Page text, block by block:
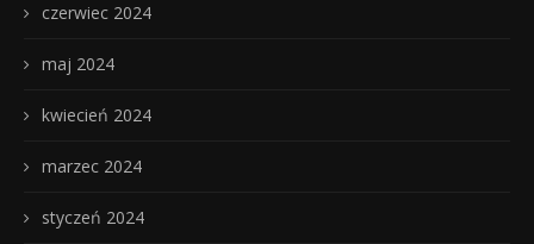
czerwiec 2024
maj 2024
kwiecień 2024
marzec 2024
styczeń 2024